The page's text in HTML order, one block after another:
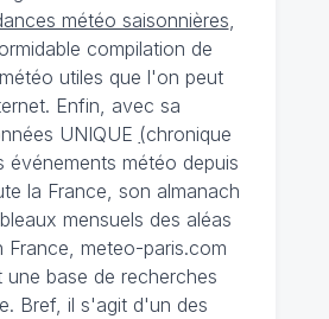
météo saisonnières,
compilation de
utiles que l'on peut
Enfin, avec sa
UNIQUE (chronique
événements météo depuis
la France, son almanach
mensuels des aléas
France, meteo-paris.com
une base de recherches
Bref, il s'agit d'un des